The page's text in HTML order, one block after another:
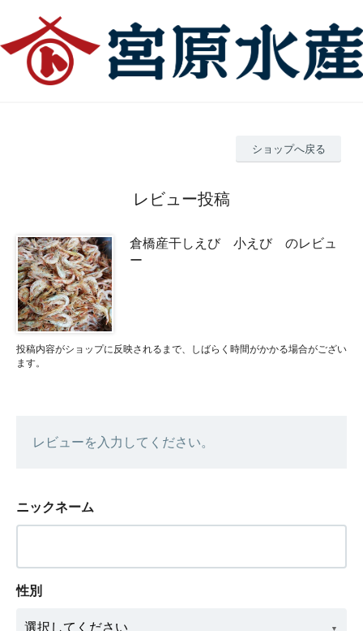
ショップへ戻る
レビュー投稿
倉橋産干しえび 小えび のレビュ
ー
投稿内容がショップに反映されるまで、しばらく時間がかかる場合がござい
ます。
レビューを入力してください。
ニックネーム
性別